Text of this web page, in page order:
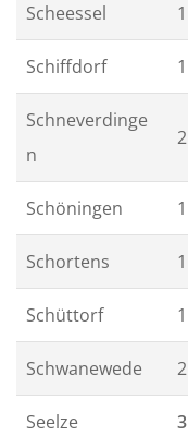
Scheessel 1
Schiffdorf 1
Schneverdinge
n
2
Schöningen 1
Schortens 1
Schüttorf 1
Schwanewede 2
Seelze 3